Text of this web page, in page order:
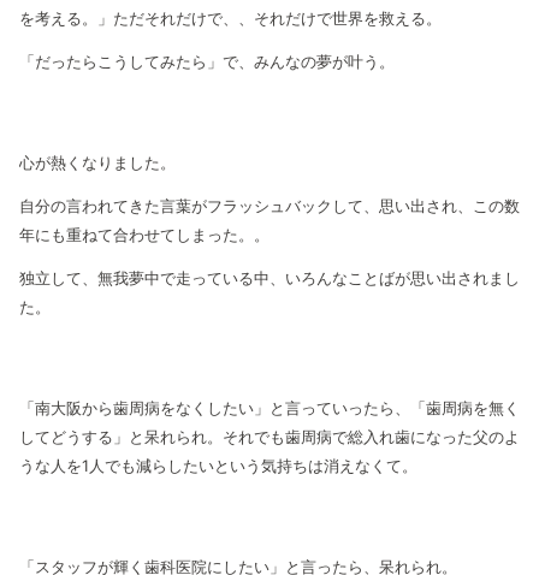
を考える。」ただそれだけで、、それだけで世界を救える。
「だったらこうしてみたら」で、みんなの夢が叶う。
心が熱くなりました。
自分の言われてきた言葉がフラッシュバックして、思い出され、この数
年にも重ねて合わせてしまった。。
独立して、無我夢中で走っている中、いろんなことばが思い出されまし
た。
「南大阪から歯周病をなくしたい」と言っていったら、「歯周病を無く
してどうする」と呆れられ。それでも歯周病で総入れ歯になった父のよ
うな人を1人でも減らしたいという気持ちは消えなくて。
「スタッフが輝く歯科医院にしたい」と言ったら、呆れられ。